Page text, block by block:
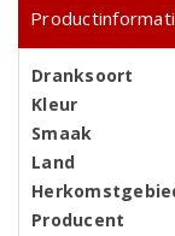
Dranksoort
Kleur
Smaak
Land
Producent